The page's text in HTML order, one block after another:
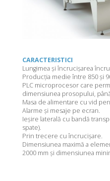
CARACTERISTICI
Lungimea și încrucișarea
Producția medie între 850 și
PLC microprocesor care
dimensiunea prosopului,
Masa de alimentare cu vid
Alarme și mesaje pe ecran.
Ieșire laterală cu bandă
spate).
Prin trecere cu încrucișare.
Dimensiunea maximă a
2000 mm și dimensiunea